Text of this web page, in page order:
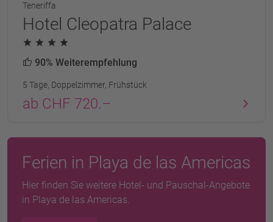
Teneriffa
Hotel Cleopatra Palace
90% Weiterempfehlung
5 Tage, Doppelzimmer, Frühstück
ab CHF 720.–
Ferien in Playa de las Americas
Hier finden Sie weitere Hotel- und Pauschal-Angebote
in Playa de las Americas.